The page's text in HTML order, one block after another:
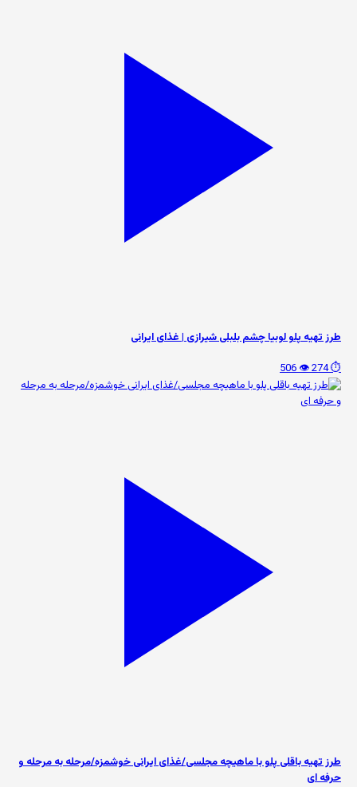
طرز تهیه پلو لوبیا چشم بلبلی شیرازی | غذای ایرانی
⏱️ 274
👁️ 506
طرز تهیه باقلی پلو با ماهیچه مجلسی/غذای ایرانی خوشمزه/مرحله به مرحله و
حرفه ای